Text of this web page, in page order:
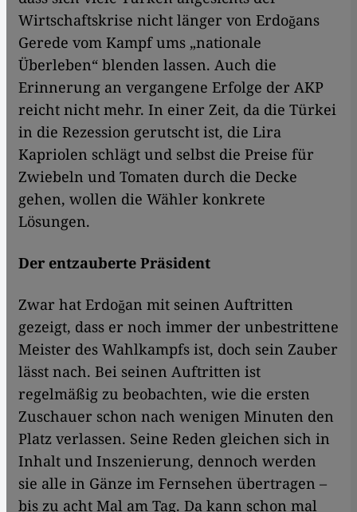
Wirtschaftskrise nicht länger von Erdoğans
Gerede vom Kampf ums „nationale
Überleben“ blenden lassen. Auch die
Erinnerung an vergangene Erfolge der AKP
reicht nicht mehr. In einer Zeit, da die Türkei
in die Rezession gerutscht ist, die Lira
Kapriolen schlägt und selbst die Preise für
Zwiebeln und Tomaten durch die Decke
gehen, wollen die Wähler konkrete
Lösungen.
Der entzauberte Präsident
Zwar hat Erdoğan mit seinen Auftritten
gezeigt, dass er noch immer der unbestrittene
Meister des Wahlkampfs ist, doch sein Zauber
lässt nach. Bei seinen Auftritten ist
regelmäßig zu beobachten, wie die ersten
Zuschauer schon nach wenigen Minuten den
Platz verlassen. Seine Reden gleichen sich in
Inhalt und Inszenierung, dennoch werden
sie alle in Gänze im Fernsehen übertragen –
bis zu acht Mal am Tag. Da kann schon mal